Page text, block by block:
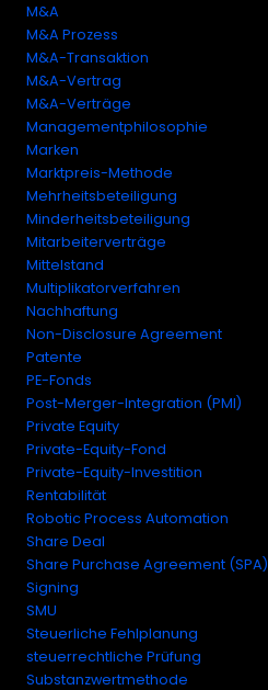
M&A
M&A Prozess
M&A-Transaktion
M&A-Vertrag
M&A-Verträge
Managementphilosophie
Marken
Marktpreis-Methode
Mehrheitsbeteiligung
Minderheitsbeteiligung
Mitarbeiterverträge
Mittelstand
Multiplikatorverfahren
Nachhaftung
Non-Disclosure Agreement
Patente
PE-Fonds
Post-Merger-Integration (PMI)
Private Equity
Private-Equity-Fond
Private-Equity-Investition
Rentabilität
Robotic Process Automation
Share Deal
Share Purchase Agreement (SPA)
Signing
SMU
Steuerliche Fehlplanung
steuerrechtliche Prüfung
Substanzwertmethode